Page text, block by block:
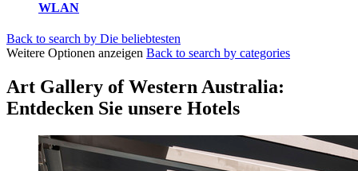
WLAN
Back to search by Die beliebtesten
Weitere Optionen anzeigen Back to search by categories
Art Gallery of Western Australia:
Entdecken Sie unsere Hotels